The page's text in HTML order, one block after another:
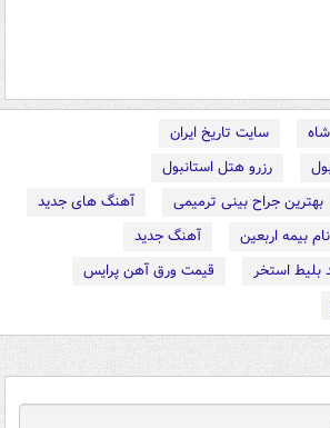
سایت تاریخ ایران
رزرو هتل استانبول
بهترین جراح بینی ترمیمی
آهنگ های جدید
بیمه اربعین
آهنگ جدید
بلیط استخر
قیمت ورق آهن پرایس